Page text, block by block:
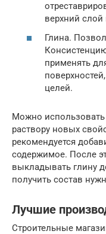
верхний слой
Глина.
применять
целей.
Можно
раствору новых
рекомендуется
содержимое. После
выкладывать глину
получить состав
Лучшие
Строительные